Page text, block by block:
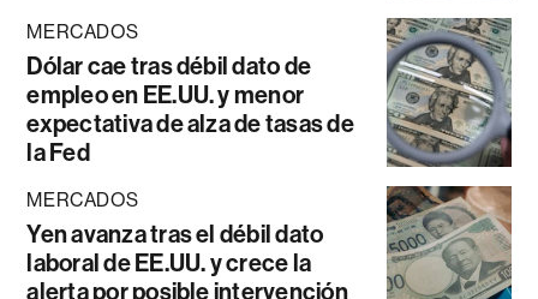
MERCADOS
Dólar cae tras débil dato de
empleo en EE.UU. y menor
expectativa de alza de tasas de
la Fed
MERCADOS
Yen avanza tras el débil dato
laboral de EE.UU. y crece la
alerta por posible intervención